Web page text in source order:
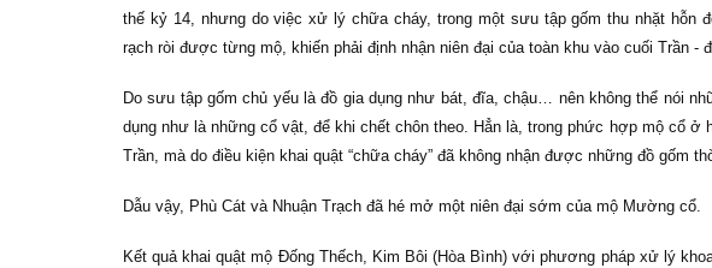
thế kỷ 14, nhưng do việc xử lý chữa cháy, trong một sưu tập gốm thu nhặt hỗn
rạch ròi được từng mộ, khiến phải định nhận niên đại của toàn khu vào cuối Trần -
Do sưu tập gốm chủ yếu là đồ gia dụng như bát, đĩa, chậu… nên không thể nói
dụng như là những cổ vật, để khi chết chôn theo. Hẳn là, trong phức hợp mộ cổ ở
Trần, mà do điều kiện khai quật “chữa cháy” đã không nhận được những đồ gốm
Dẫu vậy, Phù Cát và Nhuận Trạch đã hé mở một niên đại sớm của mộ Mường cổ.
Kết quả khai quật mộ Đống Thếch, Kim Bôi (Hòa Bình) với phương pháp xử lý